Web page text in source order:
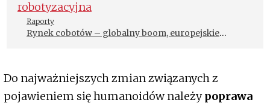
Raporty
Rynek cobotów – globalny boom, europejskie
Do najważniejszych zmian związanych z
pojawieniem się humanoidów należypoprawa